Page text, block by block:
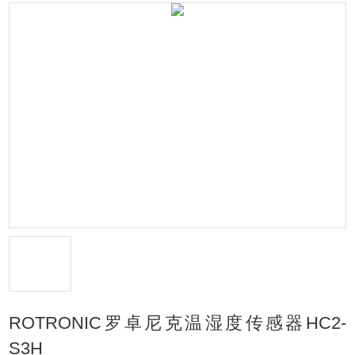
ROTRONIC罗卓尼克温湿度传感器HC2-
S3H